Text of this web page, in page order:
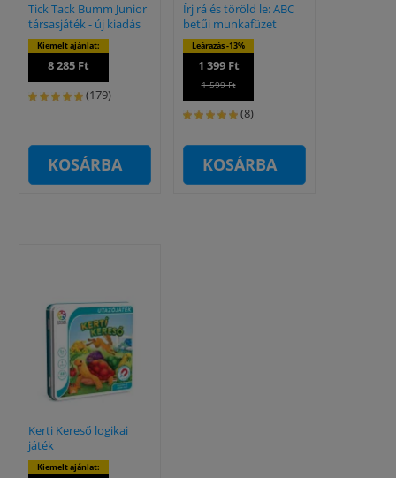
Tick Tack Bumm Junior
társasjáték - új kiadás
Kiemelt ajánlat:
8 285 Ft
(179)
KOSÁRBA
Írj rá és töröld le: ABC
betűi munkafüzet
Leárazás -13%
1 399 Ft
1 599 Ft
(8)
KOSÁRBA
Kerti Kereső logikai
játék
Kiemelt ajánlat: